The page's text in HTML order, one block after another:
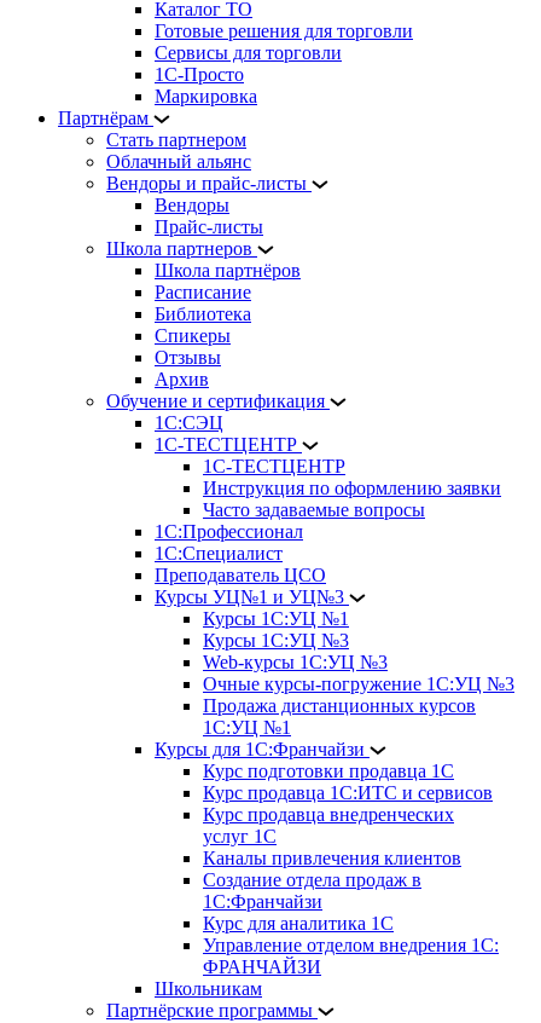
Каталог ТО
Готовые решения для торговли
Сервисы для торговли
1С-Просто
Маркировка
Партнёрам
Стать партнером
Облачный альянс
Вендоры и прайс-листы
Вендоры
Прайс-листы
Школа партнеров
Школа партнёров
Расписание
Библиотека
Спикеры
Отзывы
Архив
Обучение и сертификация
1С:СЭЦ
1С-ТЕСТЦЕНТР
1С-ТЕСТЦЕНТР
Инструкция по оформлению заявки
Часто задаваемые вопросы
1С:Профессионал
1С:Специалист
Преподаватель ЦСО
Курсы УЦ№1 и УЦ№3
Курсы 1С:УЦ №1
Курсы 1С:УЦ №3
Web-курсы 1С:УЦ №3
Очные курсы-погружение 1С:УЦ №3
Продажа дистанционных курсов
1С:УЦ №1
Курсы для 1С:Франчайзи
Курс подготовки продавца 1С
Курс продавца 1С:ИТС и сервисов
Курс продавца внедренческих
услуг 1С
Каналы привлечения клиентов
Создание отдела продаж в
1С:Франчайзи
Курс для аналитика 1С
Управление отделом внедрения 1С:
ФРАНЧАЙЗИ
Школьникам
Партнёрские программы